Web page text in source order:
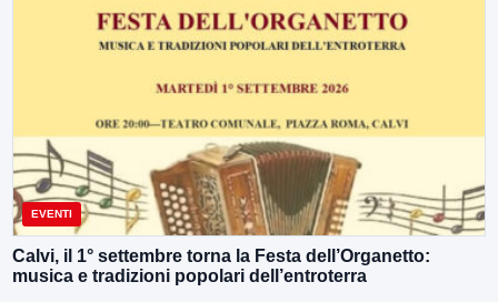
EVENTI
Calvi, il 1° settembre torna la Festa dell’Organetto:
musica e tradizioni popolari dell’entroterra